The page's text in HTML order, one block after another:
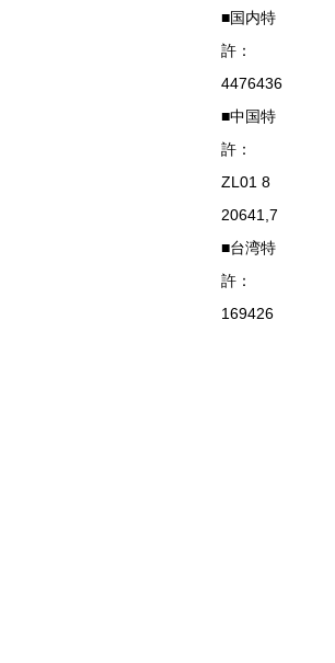
■国内特
許：
4476436
■中国特
許：
ZL01 8
20641,7
■台湾特
許：
169426